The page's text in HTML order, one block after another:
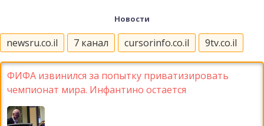
Новости
newsru.co.il 7 канал cursorinfo.co.il 9tv.co.il
ФИФА извинился за попытку приватизировать
чемпионат мира. Инфантино остается